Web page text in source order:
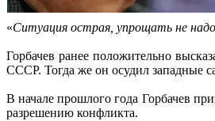
«Ситуация острая, упрощать не
Горбачев ранее положительно
СССР. Тогда же он осудил западные
В начале прошлого года Горбачев
разрешению конфликта.